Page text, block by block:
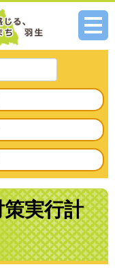
メニ
実行計